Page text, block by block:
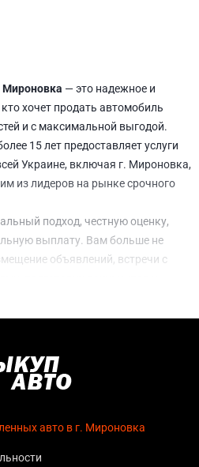
Мироновка — это надежное и
хочет продать автомобиль
и с максимальной выгодой.
15 лет предоставляет услуги
Украине, включая г. Мироновка,
из лидеров на рынке срочного
подход, честную оценку,
выплату. Вам больше не
объявлений, встречи с
Мироновка
обращения, без скрытых
все этапы сделки полностью
авто в г. Мироновка